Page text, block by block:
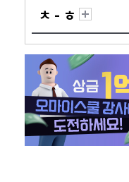
ㅊ - ㅎ